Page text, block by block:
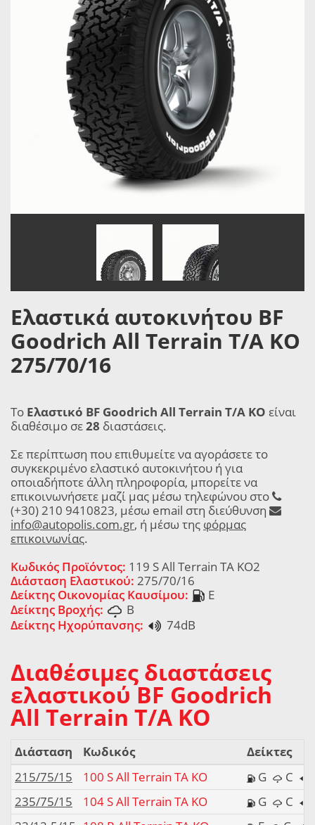
Ελαστικά αυτοκινήτου BF
Goodrich All Terrain T/A KO
275/70/16
Το Ελαστικό BF Goodrich All Terrain T/A KO είναι
διαθέσιμο σε28 διαστάσεις.
Σε περίπτωση που επιθυμείτε να αγοράσετε το
συγκεκριμένο ελαστικό αυτοκινήτου ή για
οποιαδήποτε άλλη πληροφορία, μπορείτε να
επικοινωνήσετε μαζί μας μέσω τηλεφώνου στο
(+30) 210 9410823, μέσω email στη διεύθυνση
info@autopolis.com.gr, ή μέσω της φόρμας
επικοινωνίας.
Κωδικός Προϊόντος: 119 S All Terrain TA KO2
Διάσταση Ελαστικού: 275/70/16
Δείκτης Οικονομίας Καυσίμου:
E
Δείκτης Βροχής:
B
Δείκτης Ηχορύπανσης:
74dB
Διαθέσιμες διαστάσεις
ελαστικού BF Goodrich
All Terrain T/A KO
Διάσταση Κωδικός
Δείκτες
215/75/15
100 S All Terrain TA KO G C
235/75/15
104 S All Terrain TA KO G C